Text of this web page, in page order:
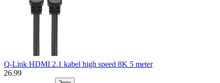
Q-Link HDMI 2.1 kabel high speed 8K 5 meter
26.99